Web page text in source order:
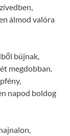
álmod valóra
bújnak,
megdobban.
napod boldog